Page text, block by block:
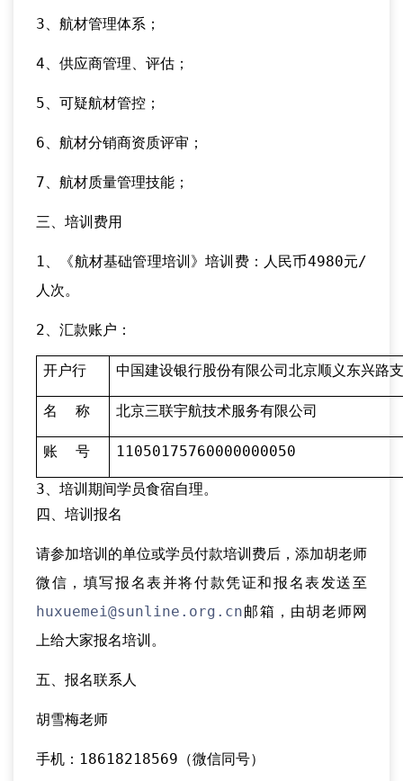
3、航材管理体系；
4、供应商管理、评估；
5、可疑航材管控；
6、航材分销商资质评审；
7、航材质量管理技能；
三、培训费用
1、《航材基础管理培训》培训费：人民币4980元/
人次。
2、汇款账户：
开户行 中国建设银行股份有限公司北京顺义东兴路
名 称 北京三联宇航技术服务有限公司
账 号 11050175760000000050
3、培训期间学员食宿自理。
四、培训报名
请参加培训的单位或学员付款培训费后，添加胡老师
微信，填写报名表并将付款凭证和报名表发送至
huxuemei@sunline.org.cn邮箱，由胡老师网
上给大家报名培训。
五、报名联系人
胡雪梅老师
手机：18618218569（微信同号）